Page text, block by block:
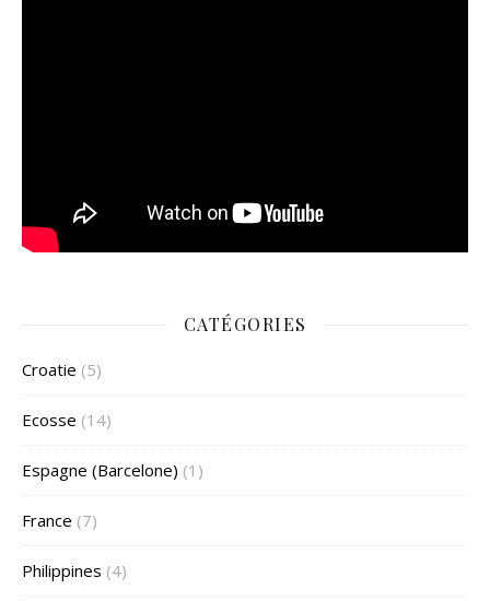
CATÉGORIES
Croatie (5)
Ecosse (14)
Espagne (Barcelone) (1)
France (7)
Philippines (4)